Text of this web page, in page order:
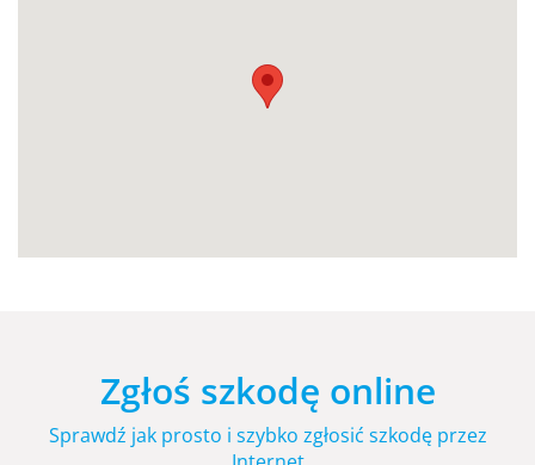
Zgłoś szkodę online
Sprawdź jak prosto i szybko zgłosić szkodę przez